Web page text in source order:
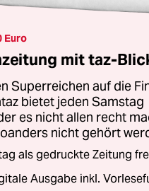
Euro
mit taz-
Superreichen auf die
bietet jeden Samstag
es nicht allen recht
nicht gehört
als gedruckte Zeitung
Ausgabe inkl.